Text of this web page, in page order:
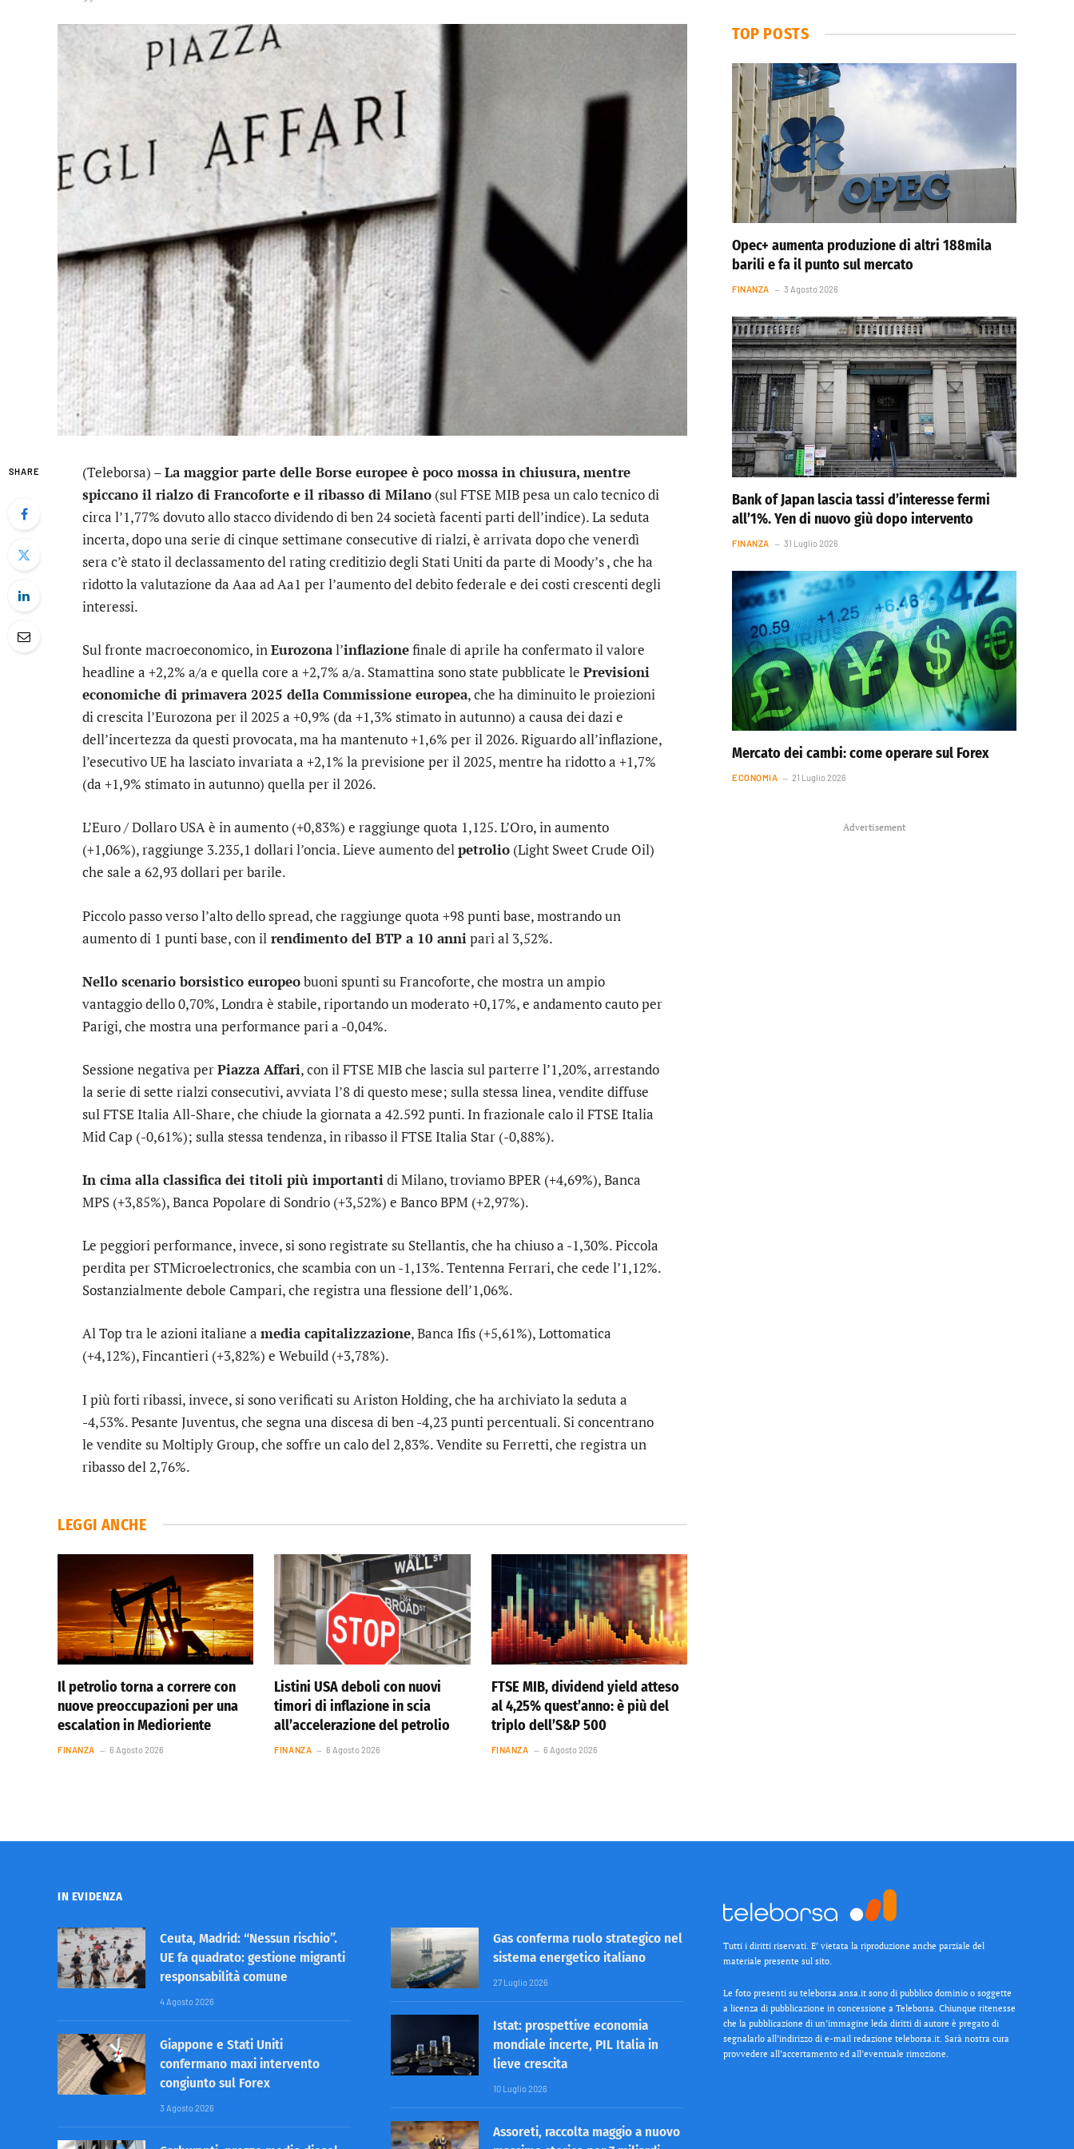
SHARE (Teleborsa) –La maggior parte delle Borse europee è poco mossa in chiusura, mentre
spiccano il rialzo di Francoforte e il ribasso di Milano (sul FTSE MIB pesa un calo tecnico di
circa l’1,77% dovuto allo stacco dividendo di ben 24 società facenti parti dell’indice). La seduta
incerta, dopo una serie di cinque settimane consecutive di rialzi, è arrivata dopo che venerdì
sera c’è stato il declassamento del rating creditizio degli Stati Uniti da parte diMoody’s, che ha
ridotto la valutazione da Aaa ad Aa1 per l’aumento del debito federale e dei costi crescenti degli
interessi.
Sul fronte macroeconomico, inEurozonal’inflazionefinale di aprile ha confermato il valore
headline a +2,2% a/a e quella core a +2,7% a/a. Stamattina sono state pubblicate le Previsioni
economiche di primavera 2025 della Commissione europea, che ha diminuito le proiezioni
di crescita l’Eurozona per il 2025 a +0,9% (da +1,3% stimato in autunno) a causa dei dazi e
dell’incertezza da questi provocata, ma ha mantenuto +1,6% per il 2026. Riguardo all’inflazione,
l’esecutivo UE ha lasciato invariata a +2,1% la previsione per il 2025, mentre ha ridotto a +1,7%
(da +1,9% stimato in autunno) quella per il 2026.
L’Euro / Dollaro USAè in aumento (+0,83%) e raggiunge quota 1,125. L’Oro, in aumento
(+1,06%), raggiunge 3.235,1 dollari l’oncia. Lieve aumento delpetrolio (Light Sweet Crude Oil)
che sale a 62,93 dollari per barile.
Piccolo passo verso l’alto dellospread, che raggiunge quota +98 punti base, mostrando un
aumento di 1 punti base, con il rendimento del BTP a 10 anni pari al 3,52%.
Nello scenario borsistico europeobuoni spunti suFrancoforte, che mostra un ampio
vantaggio dello 0,70%,Londra è stabile, riportando un moderato +0,17%, e andamento cauto per
Parigi, che mostra una performance pari a -0,04%.
Sessione negativa perPiazza Affari, con ilFTSE MIBche lascia sul parterre l’1,20%, arrestando
la serie di sette rialzi consecutivi, avviata l’8 di questo mese; sulla stessa linea, vendite diffuse
sulFTSE Italia All-Share, che chiude la giornata a 42.592 punti. In frazionale calo ilFTSE Italia
Mid Cap (-0,61%); sulla stessa tendenza, in ribasso ilFTSE Italia Star (-0,88%).
In cima alla classifica dei titoli più importantidi Milano, troviamoBPER (+4,69%),Banca
MPS (+3,85%),Banca Popolare di Sondrio (+3,52%) e Banco BPM (+2,97%).
Le peggiori performance, invece, si sono registrate su Stellantis, che ha chiuso a -1,30%. Piccola
perdita per STMicroelectronics, che scambia con un -1,13%. Tentenna Ferrari, che cede l’1,12%.
Sostanzialmente debole Campari, che registra una flessione dell’1,06%.
Al Top tra le azioni italiane a media capitalizzazione,Banca Ifis (+5,61%),Lottomatica
(+4,12%),Fincantieri (+3,82%) e Webuild (+3,78%).
I più forti ribassi, invece, si sono verificati su Ariston Holding, che ha archiviato la seduta a
-4,53%. Pesante Juventus, che segna una discesa di ben -4,23 punti percentuali. Si concentrano
le vendite su Moltiply Group, che soffre un calo del 2,83%. Vendite su Ferretti, che registra un
ribasso del 2,76%.
LEGGI ANCHE
Il petrolio torna a correre con
nuove preoccupazioni per una
escalation in Medioriente
FINANZA 6 Agosto 2026
Listini USA deboli con nuovi
timori di inflazione in scia
all’accelerazione del petrolio
FINANZA 6 Agosto 2026
FTSE MIB, dividend yield atteso
al 4,25% quest’anno: è più del
triplo dell’S&P 500
FINANZA 6 Agosto 2026
TOP POSTS
Opec+ aumenta produzione di altri 188mila
barili e fa il punto sul mercato
FINANZA 3 Agosto 2026
Bank of Japan lascia tassi d’interesse fermi
all’1%. Yen di nuovo giù dopo intervento
FINANZA 31 Luglio 2026
Mercato dei cambi: come operare sul Forex
ECONOMIA 21 Luglio 2026
Advertisement
IN EVIDENZA
Ceuta, Madrid: “Nessun rischio”.
UE fa quadrato: gestione migranti
responsabilità comune
4 Agosto 2026
Giappone e Stati Uniti
confermano maxi intervento
congiunto sul Forex
3 Agosto 2026
Gas conferma ruolo strategico nel
sistema energetico italiano
27 Luglio 2026
Istat: prospettive economia
mondiale incerte, PIL Italia in
lieve crescita
10 Luglio 2026
Assoreti, raccolta maggio a nuovo
Tutti i diritti riservati. E’ vietata la riproduzione anche parziale del
materiale presente sul sito.
Le foto presenti su teleborsa.ansa.it sono di pubblico dominio o soggette
a licenza di pubblicazione in concessione a Teleborsa. Chiunque ritenesse
che la pubblicazione di un’immagine leda diritti di autore è pregato di
segnalarlo all’indirizzo di e-mail redazione teleborsa.it. Sarà nostra cura
provvedere all’accertamento ed all’eventuale rimozione.